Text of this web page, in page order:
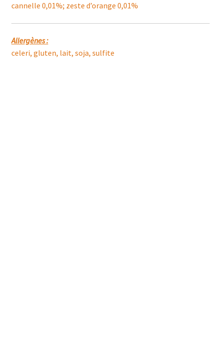
cannelle 0,01%; zeste d’orange 0,01%
Allergènes :
celeri, gluten, lait, soja, sulfite